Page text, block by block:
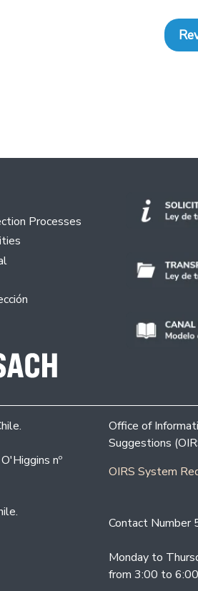
Processes
nº
Office of
Suggestions
OIRS System
Contact
Monday to
from 3:00 to